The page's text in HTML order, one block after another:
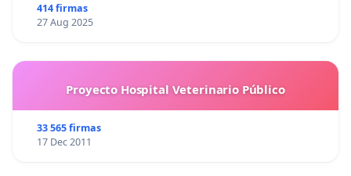
414 firmas
27 Aug 2025
Proyecto Hospital Veterinario Público
33 565 firmas
17 Dec 2011